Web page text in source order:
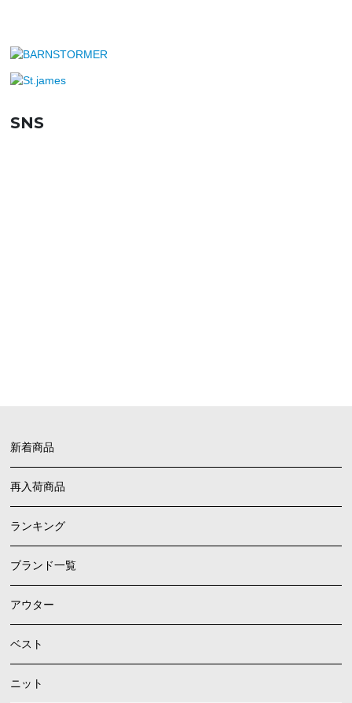
SNS
新着商品
再入荷商品
ランキング
ブランド一覧
アウター
ベスト
ニット